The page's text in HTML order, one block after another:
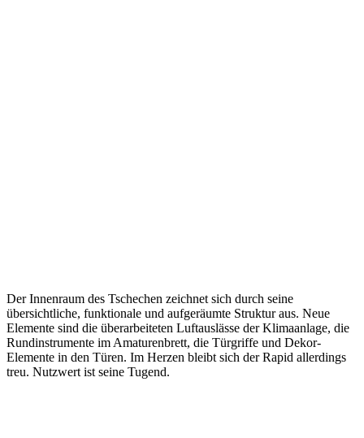
Der Innenraum des Tschechen zeichnet sich durch seine
übersichtliche, funktionale und aufgeräumte Struktur aus. Neue
Elemente sind die überarbeiteten Luftauslässe der Klimaanlage, die
Rundinstrumente im Amaturenbrett, die Türgriffe und Dekor-
Elemente in den Türen. Im Herzen bleibt sich der Rapid allerdings
treu. Nutzwert ist seine Tugend.